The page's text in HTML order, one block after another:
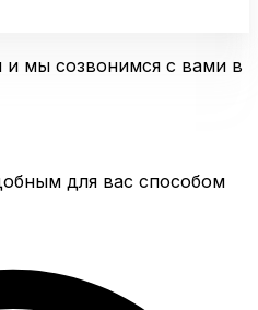
и мы созвонимся с вами в
для вас способом